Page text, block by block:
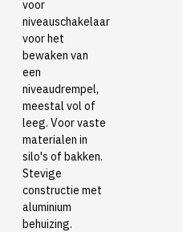
voor
niveauschakelaar
voor het
bewaken van
een
niveaudrempel,
meestal vol of
leeg. Voor vaste
materialen in
silo's of bakken.
Stevige
constructie met
aluminium
behuizing.